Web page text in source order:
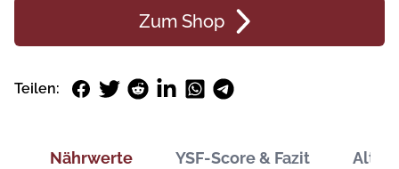
Zum Shop
Teilen: Facebook
TwitterRedditLinkedInWhatsApp
Telegram
Nährwerte YSF-Score & Fazit